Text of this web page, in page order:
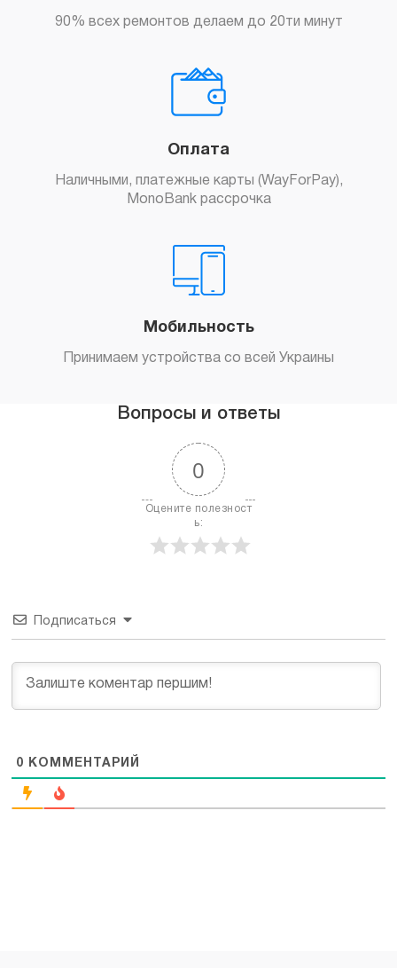
90% всех ремонтов делаем до 20ти минут
Оплата
Наличными, платежные карты (WayForPay),
MonoBank рассрочка
Мобильность
Принимаем устройства со всей Украины
Вопросы и ответы
0
Оцените полезност
ь:
Подписаться
0 КОММЕНТАРИЙ